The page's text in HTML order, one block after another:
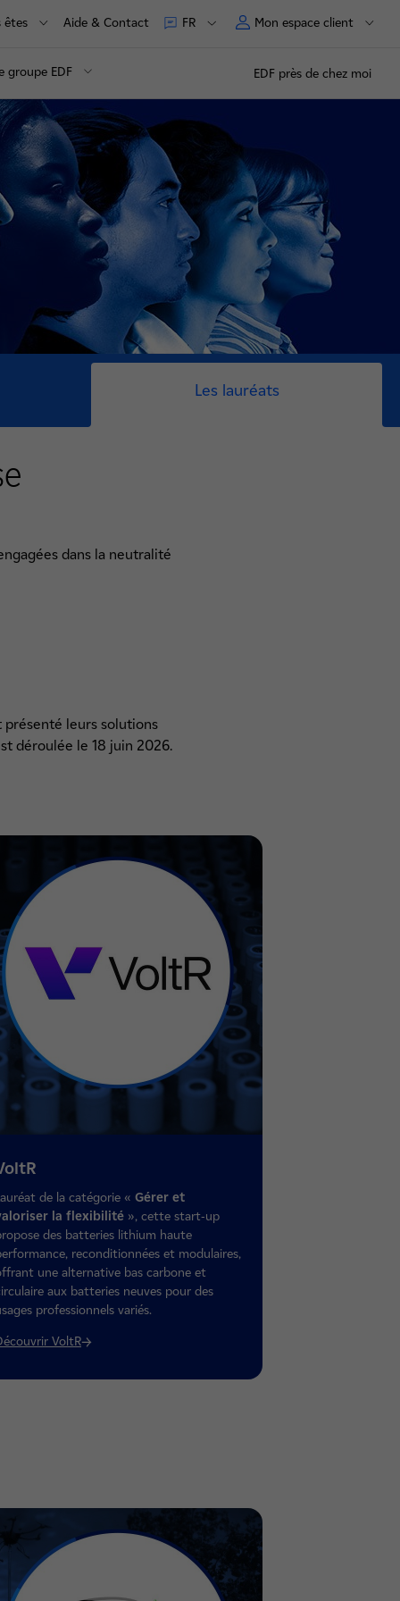
êtes Aide & Contact FR Mon espace client
groupe EDF EDF près de chez moi
Les lauréats
dans la neutralité
présenté leurs solutions
déroulée le 18 juin 2026.
de la catégorie « Gérer et
la flexibilité », cette start-up
des batteries lithium haute
reconditionnées et modulaires,
une alternative bas carbone et
aux batteries neuves pour des
professionnels variés.
VoltR